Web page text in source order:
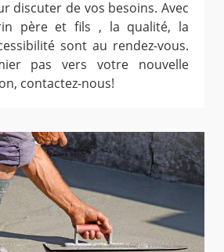
discuter de vos besoins. Avec
père et fils , la qualité, la
sont au rendez-vous.
pas vers votre nouvelle
contactez-nous!